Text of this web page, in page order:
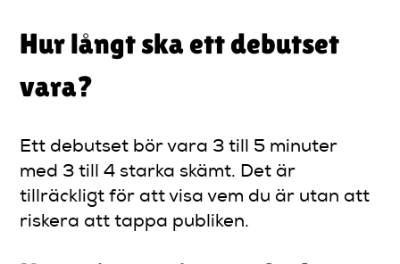
Hur långt ska ett debutset
vara?
Ett debutset bör vara 3 till 5 minuter
med 3 till 4 starka skämt. Det är
tillräckligt för att visa vem du är utan att
riskera att tappa publiken.